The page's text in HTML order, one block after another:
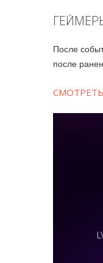
После
после